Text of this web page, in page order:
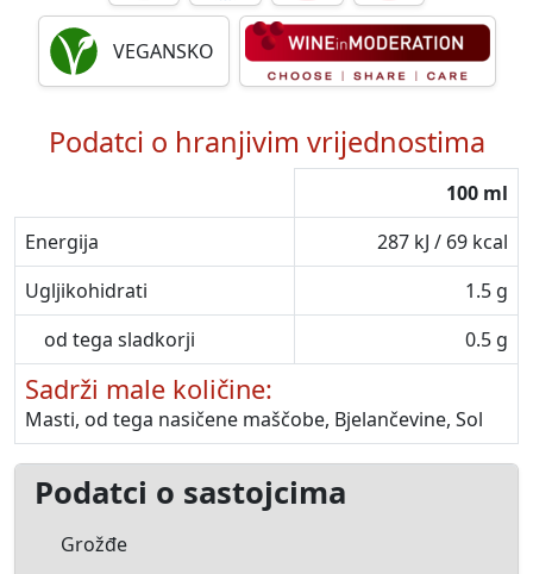
VEGANSKO
Podatci o hranjivim vrijednostima
100 ml
Energija
287 kJ / 69 kcal
Ugljikohidrati
1.5 g
od tega sladkorji
0.5 g
Sadrži male količine:
Masti, od tega nasičene maščobe, Bjelančevine, Sol
Podatci o sastojcima
Grožđe